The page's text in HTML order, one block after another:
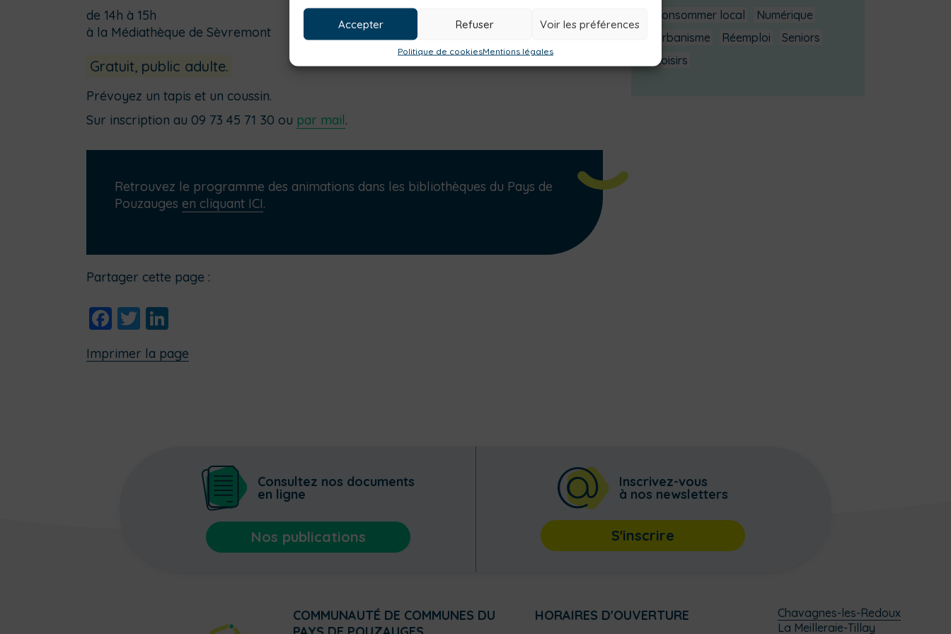
Accepter Refuser Voir les préférences
Politique de cookiesMentions légales
de 14h à 15h
à la Médiathèque de Sèvremont
Gratuit, public adulte.
Prévoyez un tapis et un coussin.
Sur inscription au 09 73 45 71 30 ou par mail.
Retrouvez le programme des animations dans les bibliothèques du Pays de
Pouzauges en cliquant ICI.
Partager cette page :
Facebook
Twitter
Imprimer la page
Consommer local
Numérique
Urbanisme
Réemploi
Seniors
Loisirs
Consultez nos documents
en ligne
Nos publications
Inscrivez-vous
à nos newsletters
S'inscrire
COMMUNAUTÉ DE COMMUNES DU
HORAIRES D'OUVERTURE
Chavagnes-les-Redoux
La Meilleraie-Tillay